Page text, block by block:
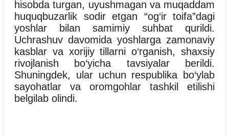
hisobda turgan, uyushmagan va muqaddam
huquqbuzarlik sodir etgan “og‘ir toifa”dagi
yoshlar bilan samimiy suhbat qurildi.
Uchrashuv davomida yoshlarga zamonaviy
kasblar va xorijiy tillarni o‘rganish, shaxsiy
rivojlanish bo‘yicha tavsiyalar berildi.
Shuningdek, ular uchun respublika bo‘ylab
sayohatlar va oromgohlar tashkil etilishi
belgilab olindi.